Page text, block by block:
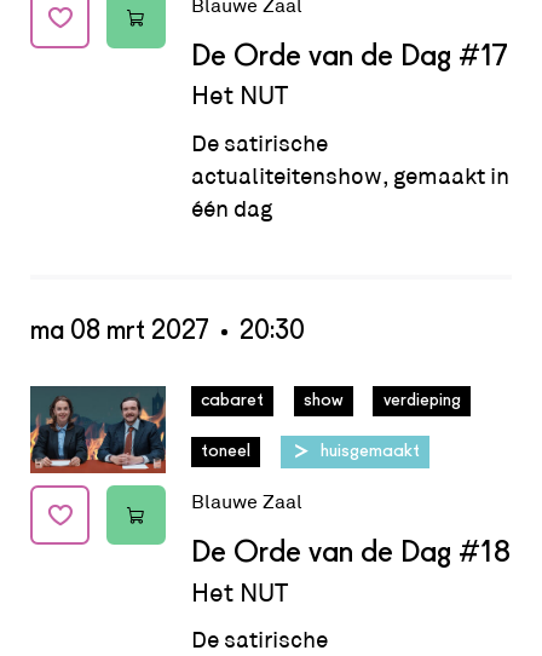
De Orde van de Dag #17
Het NUT
De satirische
actualiteitenshow, gemaakt in
één dag
Blauwe Zaal
De Orde van de Dag #18
Het NUT
De satirische
Datum: ma 08 mrt 2027 - 20:30
cabaret show verdieping
toneel huisgemaakt
Blauwe Zaal
ma 08 mrt 2027 20:30